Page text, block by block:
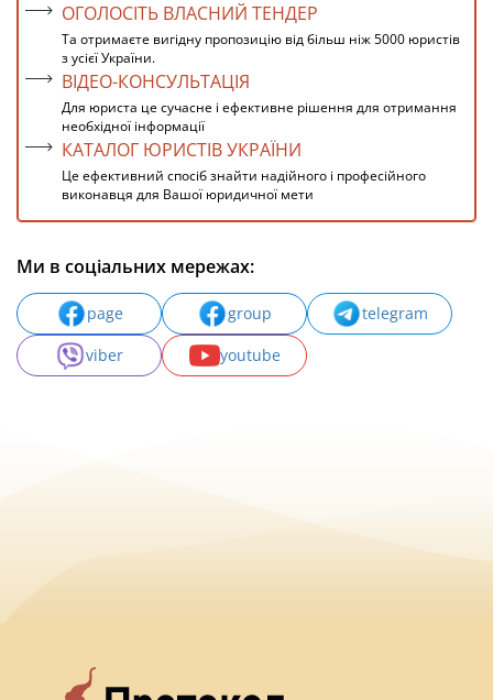
ОГОЛОСІТЬ ВЛАСНИЙ ТЕНДЕР
Та отримаєте вигідну пропозицію від більш ніж 5000 юристів
з усієї України.
ВІДЕО-КОНСУЛЬТАЦІЯ
Для юриста це сучасне і ефективне рішення для отримання
необхідної інформації
КАТАЛОГ ЮРИСТІВ УКРАЇНИ
Це ефективний спосіб знайти надійного і професійного
виконавця для Вашої юридичної мети
Ми в соціальних мережах:
page group
telegram
viber
youtube